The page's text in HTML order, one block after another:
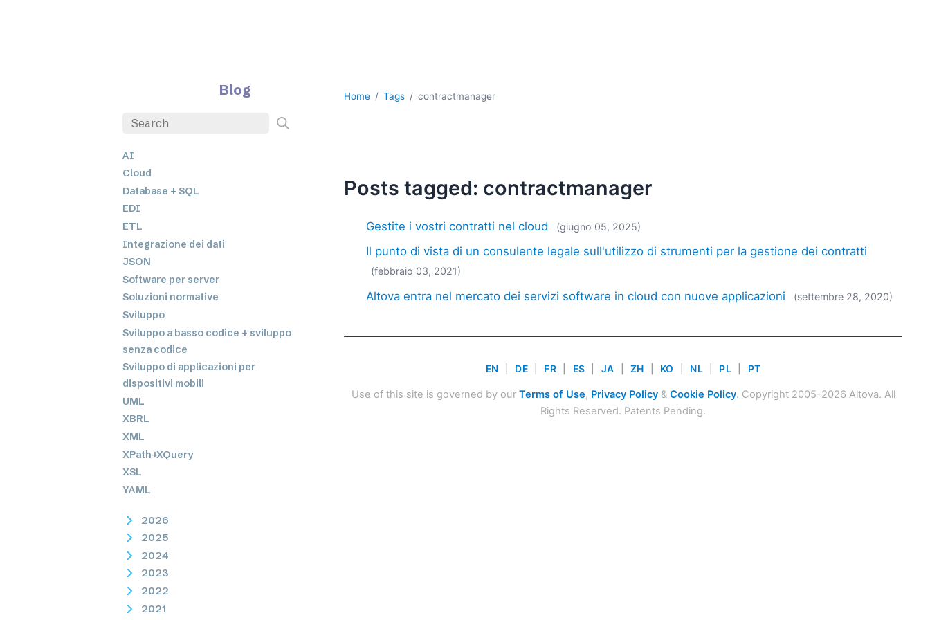
Blog
AI
Cloud
Database + SQL
EDI
ETL
Integrazione dei dati
JSON
Software per server
Soluzioni normative
Sviluppo
Sviluppo a basso codice + sviluppo
senza codice
Sviluppo di applicazioni per
dispositivi mobili
UML
XBRL
XML
XPath+XQuery
XSL
YAML
2026
2025
2024
2023
2022
2021
Home Tags contractmanager
Posts tagged: contractmanager
Gestite i vostri contratti nel cloud (giugno 05, 2025)
Il punto di vista di un consulente legale sull'utilizzo di strumenti per la gestione dei contratti
(febbraio 03, 2021)
Altova entra nel mercato dei servizi software in cloud con nuove applicazioni (settembre 28, 2020)
EN DE FR ES JA ZH KO NL PL PT
Use of this site is governed by our Terms of Use, Privacy Policy& Cookie Policy. Copyright 2005-2026 Altova. All
Rights Reserved. Patents Pending.